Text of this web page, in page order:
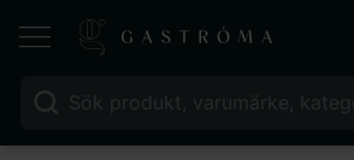
Sök efter: